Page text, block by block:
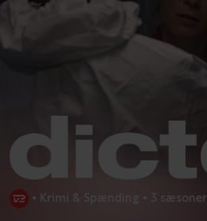
• Krimi & Spænding 3 sæsoner